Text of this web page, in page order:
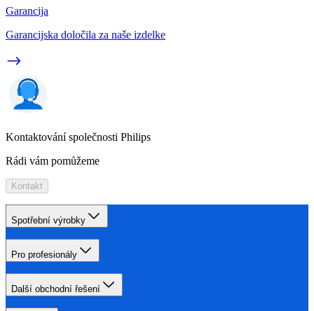
Garancija
Garancijska določila za naše izdelke
Kontaktování společnosti Philips
Rádi vám pomůžeme
Kontakt
Spotřební výrobky
Pro profesionály
Další obchodní řešení